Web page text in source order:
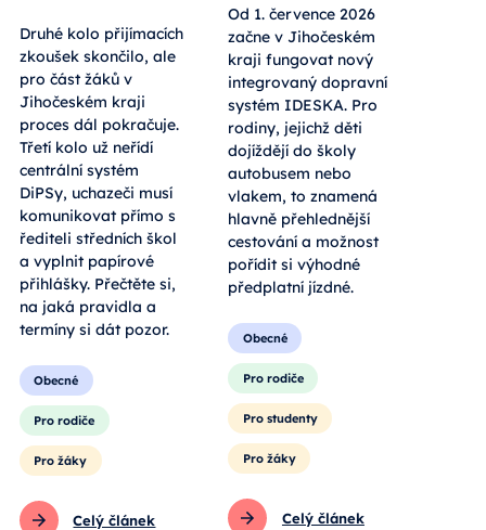
Druhé kolo přijímacích
zkoušek skončilo, ale
pro část žáků v
Jihočeském kraji
proces dál pokračuje.
Třetí kolo už neřídí
centrální systém
DiPSy, uchazeči musí
komunikovat přímo s
řediteli středních škol
a vyplnit papírové
přihlášky. Přečtěte si,
na jaká pravidla a
termíny si dát pozor.
Obecné
Pro rodiče
Pro žáky
Celý článek
Od 1. července 2026
začne v Jihočeském
kraji fungovat nový
integrovaný dopravní
systém IDESKA. Pro
rodiny, jejichž děti
dojíždějí do školy
autobusem nebo
vlakem, to znamená
hlavně přehlednější
cestování a možnost
pořídit si výhodné
předplatní jízdné.
Obecné
Pro rodiče
Pro studenty
Pro žáky
Celý článek